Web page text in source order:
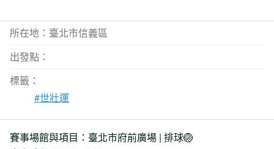
所在地：臺北市信義區
出發點：
標籤：
#世壯運
賽事場館與項目：臺北市府前廣場 | 排球🏐